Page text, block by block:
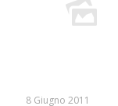
8 Giugno 2011